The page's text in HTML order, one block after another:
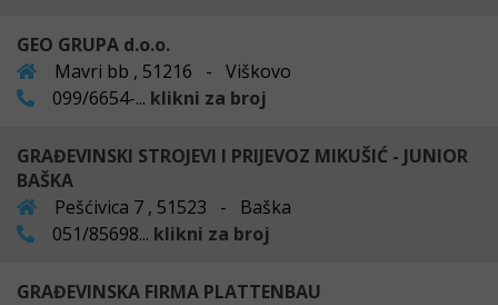
GEO GRUPA d.o.o.
Mavri bb , 51216 - Viškovo
099/6654-... klikni za broj
GRAĐEVINSKI STROJEVI I PRIJEVOZ MIKUŠIĆ - JUNIOR
BAŠKA
Pešćivica 7 , 51523 - Baška
051/85698... klikni za broj
GRAĐEVINSKA FIRMA PLATTENBAU